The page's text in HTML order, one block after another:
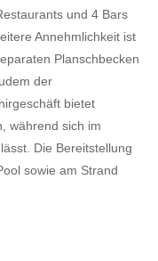
und 4 Bars
Annehmlichkeit ist
Planschbecken
der
bietet
während sich im
Die Bereitstellung
sowie am Strand